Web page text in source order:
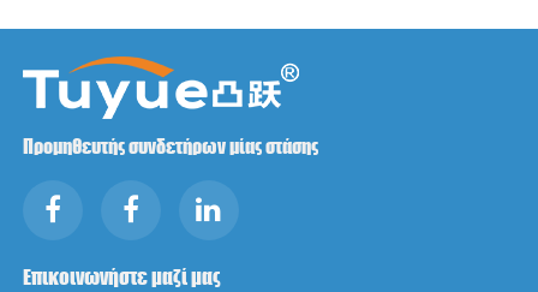
Προμηθευτής συνδετήρων μίας στάσης
Επικοινωνήστε μαζί μας